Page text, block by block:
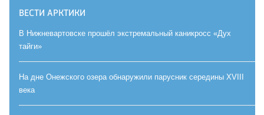
ВЕСТИ АРКТИКИ
В Нижневартовске прошёл экстремальный каникросс «Дух
тайги»
На дне Онежского озера обнаружили парусник середины XVIII
века